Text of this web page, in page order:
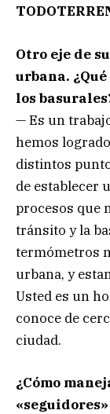
Otro eje de
urbana.
los
— Es un
hemos
distintos
de establecer
procesos que
tránsito y la
termómetros
urbana, y
Usted es un
conoce de
ciudad.
¿Cómo